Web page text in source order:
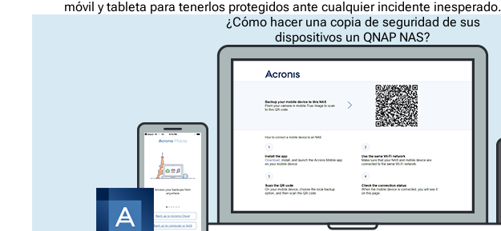
móvil y tableta para tenerlos protegidos ante cualquier incidente inesperado.
¿Cómo hacer una copia de seguridad de sus
dispositivos un QNAP NAS?